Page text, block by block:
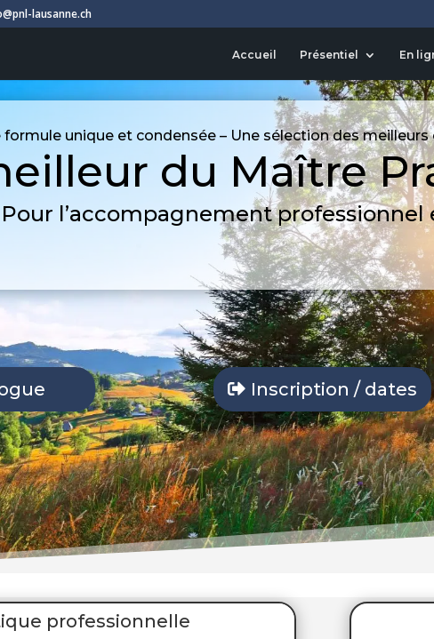
lausanne.ch
Accueil Présentiel En
formule unique et condensée – Une sélection des
du Maître
Pour l’accompagnement professionnel
Inscription / dates
professionnelle